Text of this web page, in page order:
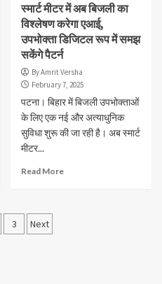
स्मार्ट मीटर में अब बिजली का
विश्लेषण करेगा एआई,
उपभोक्ता डिजिटल रूप में समझ
सकेंगे पैटर्न
By Amrit Versha
February 7, 2025
पटना। बिहार में बिजली उपभोक्ताओं
के लिए एक नई और अत्याधुनिक
सुविधा शुरू की जा रही है। अब स्मार्ट
मीटर...
Read More
3 Next